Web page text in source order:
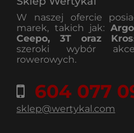
W naszej ofercie
marek, takich jak:
Ceepo, 3T oraz
szeroki wybór
rowerowych.
604 077
sklep@wertykal.com